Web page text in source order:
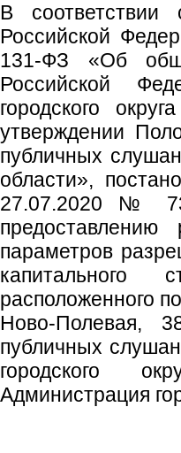
В соответствии
Российской
131-ФЗ «Об
Российской
городского
утверждении
публичных
области»,
27.07.2020 №
параметров
капитального
расположенного
Ново-Полевая,
публичных
городского
Администрация